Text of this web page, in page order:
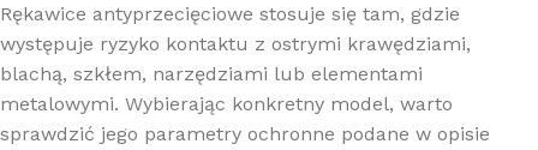
Rękawice antyprzecięciowe stosuje się tam, gdzie
występuje ryzyko kontaktu z ostrymi krawędziami,
blachą, szkłem, narzędziami lub elementami
metalowymi. Wybierając konkretny model, warto
sprawdzić jego parametry ochronne podane w opisie